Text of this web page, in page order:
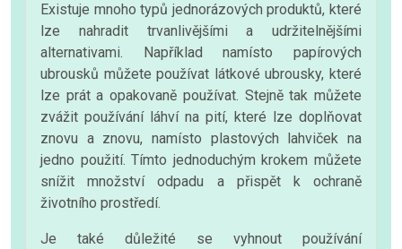
Existuje mnoho typů jednorázových produktů, které
lze nahradit trvanlivějšími a udržitelnějšími
alternativami. Například namísto papírových
ubrousků můžete používat látkové ubrousky, které
lze prát a opakovaně používat. Stejně tak můžete
zvážit používání láhví na pití, které lze doplňovat
znovu a znovu, namísto plastových lahviček na
jedno použití. Tímto jednoduchým krokem můžete
snížit množství odpadu a přispět k ochraně
životního prostředí.
Je také důležité se vyhnout používání